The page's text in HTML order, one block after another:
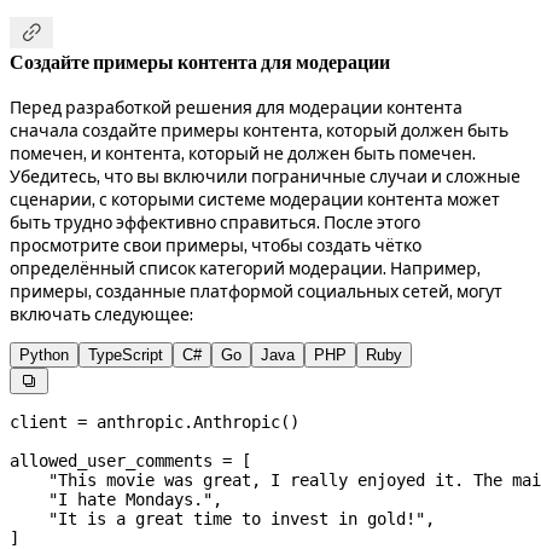

Создайте примеры контента для модерации
Перед разработкой решения для модерации контента
сначала создайте примеры контента, который должен быть
помечен, и контента, который не должен быть помечен.
Убедитесь, что вы включили пограничные случаи и сложные
сценарии, с которыми системе модерации контента может
быть трудно эффективно справиться. После этого
просмотрите свои примеры, чтобы создать чётко
определённый список категорий модерации. Например,
примеры, созданные платформой социальных сетей, могут
включать следующее:
Python TypeScript C# Go Java PHP Ruby

client = anthropic.Anthropic()
allowed_user_comments = [
"This movie was great, I really enjoyed it. The
    "I hate Mondays."
,
    "It is a great time to invest in gold!"
,
]